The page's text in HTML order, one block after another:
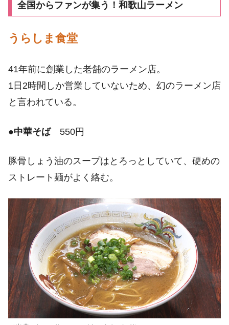
全国からファンが集う！和歌山ラーメン
うらしま食堂
41年前に創業した老舗のラーメン店。
1日2時間しか営業していないため、幻のラーメン店
と言われている。
●中華そば550円
豚骨しょう油のスープはとろっとしていて、硬めの
ストレート麺がよく絡む。